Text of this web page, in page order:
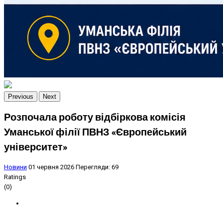
Previous Next
Розпочала роботу відбіркова комісія
Уманської філії ПВНЗ «Європейський
університет»
Новини 01 червня 2026 Перегляди: 69
Ratings
(0)